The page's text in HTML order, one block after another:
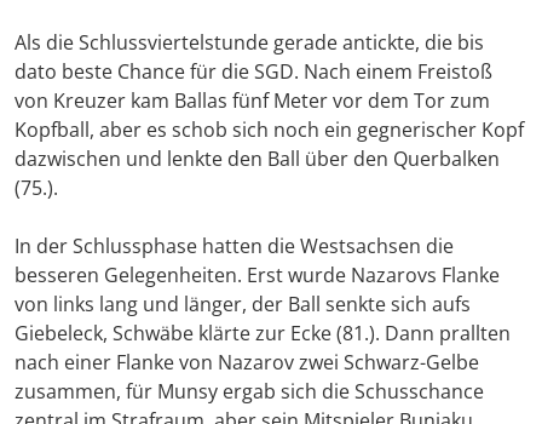
Als die Schlussviertelstunde gerade antickte, die bis
dato beste Chance für die SGD. Nach einem Freistoß
von Kreuzer kam Ballas fünf Meter vor dem Tor zum
Kopfball, aber es schob sich noch ein gegnerischer Kopf
dazwischen und lenkte den Ball über den Querbalken
(75.).
In der Schlussphase hatten die Westsachsen die
besseren Gelegenheiten. Erst wurde Nazarovs Flanke
von links lang und länger, der Ball senkte sich aufs
Giebeleck, Schwäbe klärte zur Ecke (81.). Dann prallten
nach einer Flanke von Nazarov zwei Schwarz-Gelbe
zusammen, für Munsy ergab sich die Schusschance